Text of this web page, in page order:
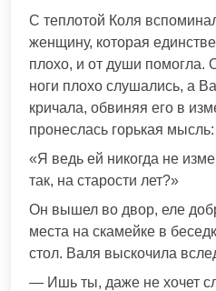
С теплотой Коля
женщину, которая
плохо, и от души помогла.
ноги плохо слушались, а
кричала, обвиняя его в
пронеслась горькая мысль:
«Я ведь ей никогда не
так, на старости лет?»
Он вышел во двор, еле
места на скамейке в
стол. Валя выскочила
— Ишь ты, даже не хочет